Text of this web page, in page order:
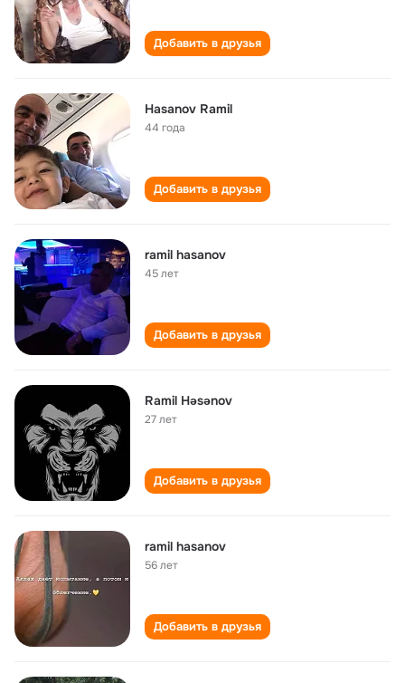
Добавить в друзья
Hasanov Ramil
44 года
Добавить в друзья
ramil hasanov
45 лет
Добавить в друзья
Ramil Həsənov
27 лет
Добавить в друзья
ramil hasanov
56 лет
Добавить в друзья